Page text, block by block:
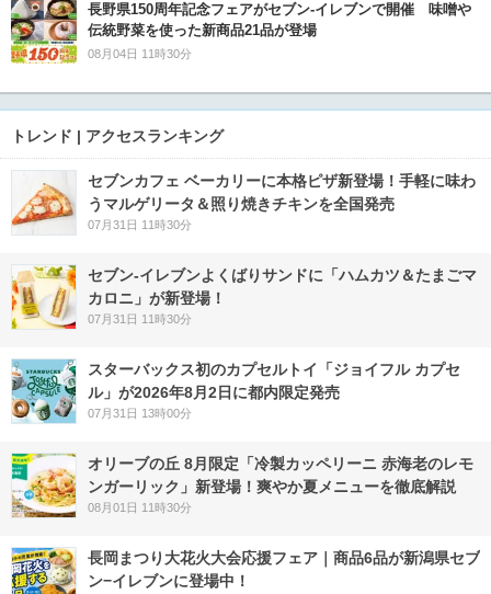
長野県150周年記念フェアがセブン-イレブンで開催 味噌や
伝統野菜を使った新商品21品が登場
08月04日 11時30分
トレンド | アクセスランキング
セブンカフェ ベーカリーに本格ピザ新登場！手軽に味わ
うマルゲリータ＆照り焼きチキンを全国発売
07月31日 11時30分
セブン‐イレブンよくばりサンドに「ハムカツ＆たまごマ
カロニ」が新登場！
07月31日 11時30分
スターバックス初のカプセルトイ「ジョイフル カプセ
ル」が2026年8月2日に都内限定発売
07月31日 13時00分
オリーブの丘 8月限定「冷製カッペリーニ 赤海老のレモ
ンガーリック」新登場！爽やか夏メニューを徹底解説
08月01日 11時30分
長岡まつり大花火大会応援フェア｜商品6品が新潟県セブ
ン−イレブンに登場中！